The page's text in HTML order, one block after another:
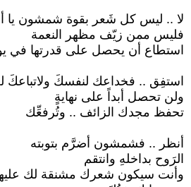
لا .. ليس كل شَعر بقوة شمشون يا
فليس ممن زيّف مظهر النعمة
استطاع أن يحصل على قدرتها في
استفِق .. فخداعك لنفسكَ ولاتباعكَ
ولن تحصل أبداً على نهايةٍ
تحفظ مجدك الزائف .. وتُرفعِّك
أنظر .. فشمشون أضرَّم بتوبته
الرَوح بداخلهِ وانتقم
وأنت سيكون شعرك مشنقة لك